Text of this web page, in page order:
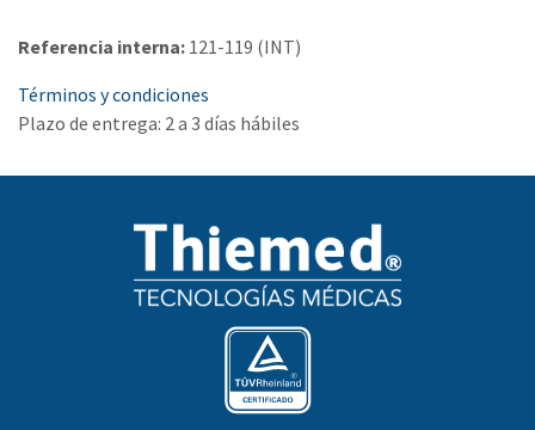
Referencia interna: 121-119 (INT)
Términos y condiciones
Plazo de entrega: 2 a 3 días hábiles